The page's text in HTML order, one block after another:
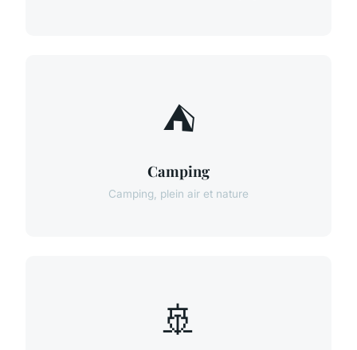
⛺
Camping
Camping, plein air et nature
🚢